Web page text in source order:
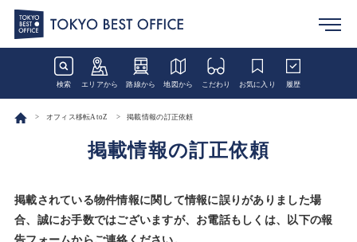
検索 エリアから 路線から 地図から こだわり お気に入り 履歴
オフィス移転AtoZ 掲載情報の訂正依頼
掲載情報の訂正依頼
掲載されている物件情報に関して情報に誤りがありました場
合、 誠にお手数ではございますが、お電話もしくは、以下の報